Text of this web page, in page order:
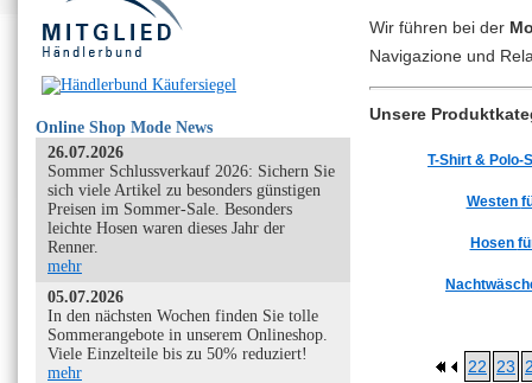
Online Shop Mode News
26.07.2026
Sommer Schlussverkauf 2026: Sichern Sie
sich viele Artikel zu besonders günstigen
Preisen im Sommer-Sale. Besonders
leichte Hosen waren dieses Jahr der
Renner.
mehr
05.07.2026
In den nächsten Wochen finden Sie tolle
Sommerangebote in unserem Onlineshop.
Viele Einzelteile bis zu 50% reduziert!
mehr
Wir führen bei der
Navigazione und
Unsere
T-Shirt & Polo-
Westen
Hosen
22 23